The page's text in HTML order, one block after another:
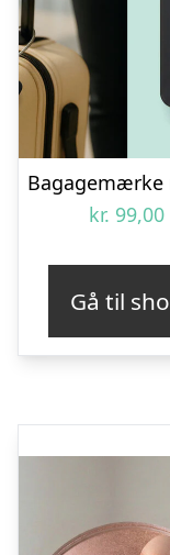
kr. 99,00
Gå til